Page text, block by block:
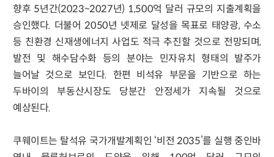
향후 5년간(2023~2027년) 1,500억 달러 규모의 지출계획을
승인했다. 더불어 2050년 넷제로 달성을 목표로 태양광, 수소
등 친환경 신재생에너지 사업도 적극 추진할 것으로 전망되며,
발전 및 해수담수화 등의 분야는 민자유치 형태의 발주가
늘어날 것으로 보인다. 한편 비석유 부문을 기반으로 하는
두바이의 부동산시장도 당분간 안정세가 지속될 것으로
예상된다.
쿠웨이트는 탈석유 국가개발계획인 ‘비전 2035’를 실행 중인바